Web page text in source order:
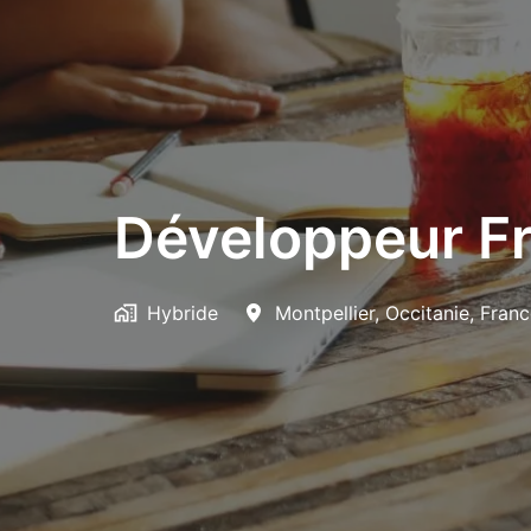
Développeur
Hybride Montpellier, Occitanie,